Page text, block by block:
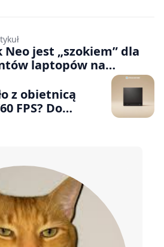
Neo jest „szokiem” dla
laptopów na
Tak sądzi szef Asusa
z obietnicą
FPS? Do